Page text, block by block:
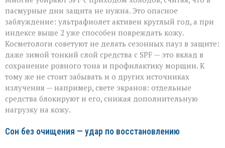
пасмурные дни защита не нужна. Это опасное
заблуждение: ультрафиолет активен круглый год, а при
индексе выше 2 уже способен повреждать кожу.
Косметологи советуют не делать сезонных пауз в защите:
даже зимой тонкий слой средства с SPF — это вклад в
сохранение ровного тона и профилактику морщин. К
тому же не стоит забывать и о других источниках
излучения — например, свете экранов: отдельные
средства блокируют и его, снижая дополнительную
нагрузку на кожу.
Сон без очищения — удар по восстановлению